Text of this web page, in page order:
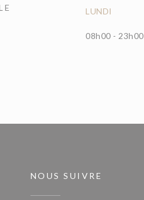
LUNDI
08h00 - 23h00
NOUS SUIVRE